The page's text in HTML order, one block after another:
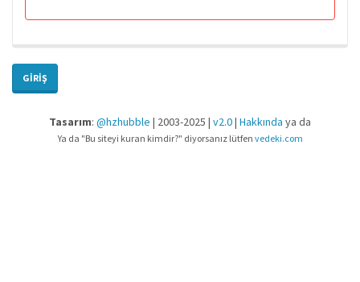
GIRIŞ
Tasarım: @hzhubble | 2003-2025 | v2.0| Hakkında ya da
Ya da "Bu siteyi kuran kimdir?" diyorsanız lütfen vedeki.com